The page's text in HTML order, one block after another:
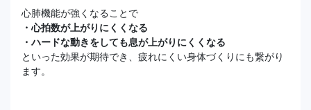
心肺機能が強くなることで
・心拍数が上がりにくくなる
・ハードな動きをしても息が上がりにくくなる
といった効果が期待でき、疲れにくい身体づくりにも繋がり
ます。